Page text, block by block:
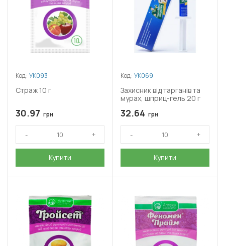
Код: УК093
Страж 10 г
30.97 грн
Купити
Код: УК069
Захисник від тарганів та
мурах, шприц-гель 20 г
32.64 грн
Купити